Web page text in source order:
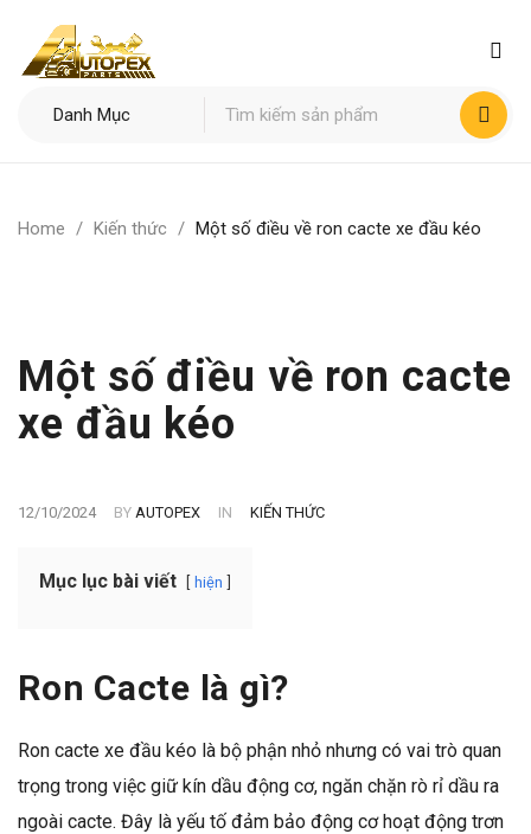
Home / Kiến thức / Một số điều về ron cacte xe đầu kéo
Một số điều về ron cacte
xe đầu kéo
12/10/2024 BY AUTOPEX IN KIẾN THỨC
Mục lục bài viết hiện
Ron Cacte là gì?
Ron cacte xe đầu kéo là bộ phận nhỏ nhưng có vai trò quan
trọng trong việc giữ kín dầu động cơ, ngăn chặn rò rỉ dầu ra
ngoài cacte. Đây là yếu tố đảm bảo động cơ hoạt động trơn